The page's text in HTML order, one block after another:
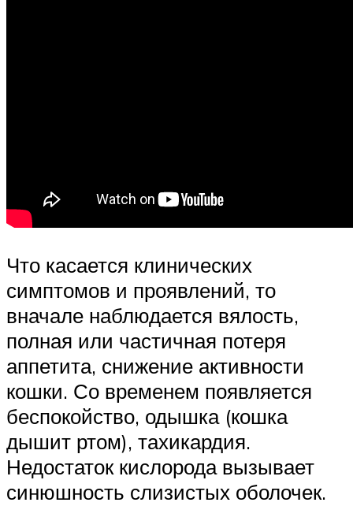
Что касается клинических
симптомов и проявлений, то
вначале наблюдается вялость,
полная или частичная потеря
аппетита, снижение активности
кошки. Со временем появляется
беспокойство, одышка (кошка
дышит ртом), тахикардия.
Недостаток кислорода вызывает
синюшность слизистых оболочек.